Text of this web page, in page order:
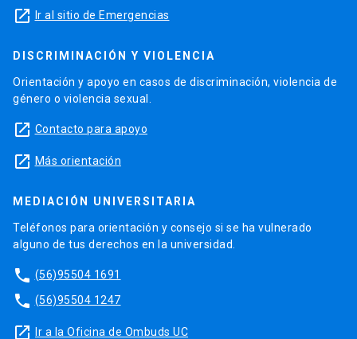
launch Ir al sitio de Emergencias
DISCRIMINACIÓN Y VIOLENCIA
Orientación y apoyo en casos de discriminación, violencia de
género o violencia sexual.
launch Contacto para apoyo
launch Más orientación
MEDIACIÓN UNIVERSITARIA
Teléfonos para orientación y consejo si se ha vulnerado
alguno de tus derechos en la universidad.
phone (56)95504 1691
phone (56)95504 1247
launch Ir a la Oficina de Ombuds UC